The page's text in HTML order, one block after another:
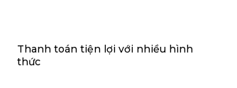
Thanh toán tiện lợi với nhiều hình
thức